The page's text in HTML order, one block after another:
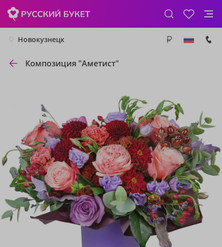
Новокузнецк
Композиция "Аметист"